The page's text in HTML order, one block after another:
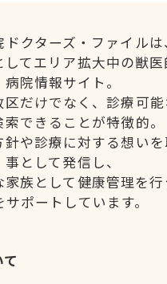
クターズ・ファイルは
てエリア拡大中の獣
病院情報サイト。
だけでなく、診療可
索できることが特徴的。
針や診療に対する想い
事として発信し、
族として健康管理を
サポートしています。